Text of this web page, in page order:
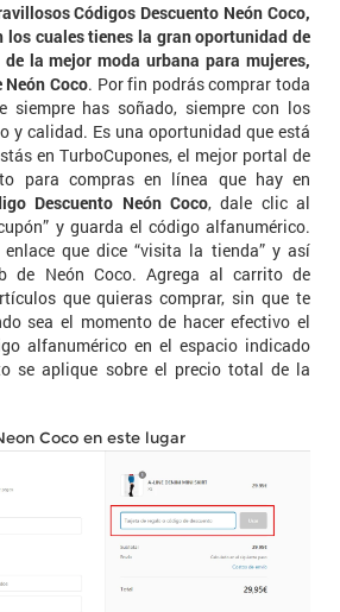
Códigos Descuento Neón Coco,
los cuales tienes la gran oportunidad de
la mejor moda urbana para mujeres,
Coco. Por fin podrás comprar toda
siempre has soñado, siempre con los
y calidad. Es una oportunidad que está
en TurboCupones, el mejor portal de
para compras en línea que hay en
Descuento Neón Coco, dale clic al
y guarda el código alfanumérico.
que dice “visita la tienda” y así
de Neón Coco. Agrega al carrito de
que quieras comprar, sin que te
sea el momento de hacer efectivo el
alfanumérico en el espacio indicado
se aplique sobre el precio total de la
Coco en este lugar